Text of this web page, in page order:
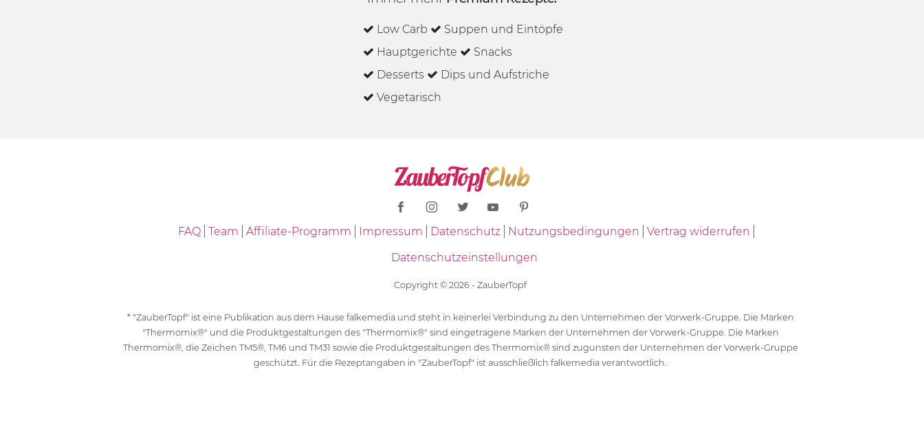
Low Carb
Suppen und Eintöpfe
Hauptgerichte
Snacks
Desserts
Dips und Aufstriche
Vegetarisch
FAQ Team Affiliate-Programm Impressum Datenschutz Nutzungsbedingungen
Vertrag widerrufen
Datenschutzeinstellungen
Copyright © 2026 - ZauberTopf
* "ZauberTopf" ist eine Publikation aus dem Hause falkemedia und steht in keinerlei Verbindung zu den Unternehmen der Vorwerk-Gruppe. Die Marken
"Thermomix®" und die Produktgestaltungen des "Thermomix®" sind eingetragene Marken der Unternehmen der Vorwerk-Gruppe. Die Marken
Thermomix®, die Zeichen TM5®, TM6 und TM31 sowie die Produktgestaltungen des Thermomix® sind zugunsten der Unternehmen der Vorwerk-Gruppe
geschützt. Für die Rezeptangaben in "ZauberTopf" ist ausschließlich falkemedia verantwortlich.